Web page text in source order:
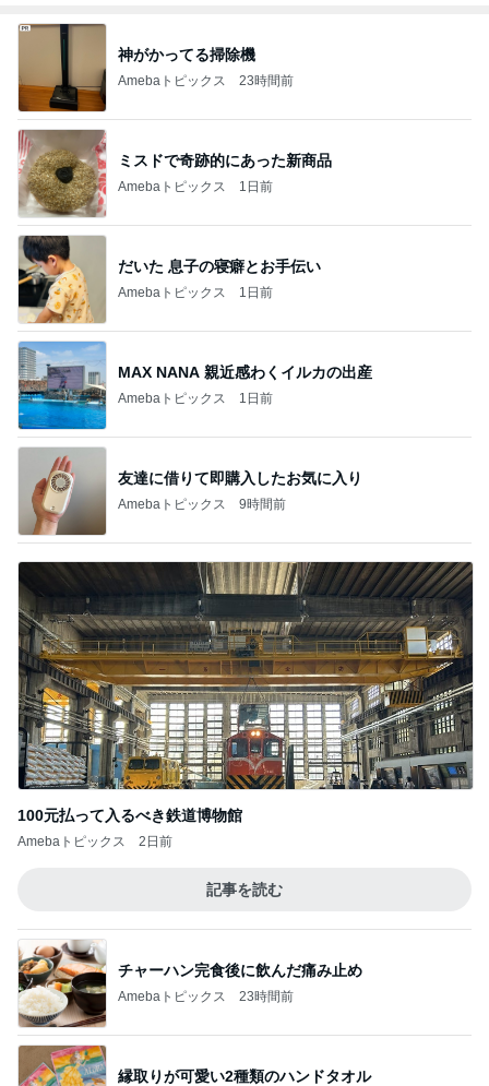
神がかってる掃除機
Amebaトピックス 23時間前
ミスドで奇跡的にあった新商品
Amebaトピックス 1日前
だいた 息子の寝癖とお手伝い
Amebaトピックス 1日前
MAX NANA 親近感わくイルカの出産
Amebaトピックス 1日前
友達に借りて即購入したお気に入り
Amebaトピックス 9時間前
100元払って入るべき鉄道博物館
Amebaトピックス 2日前
記事を読む
チャーハン完食後に飲んだ痛み止め
Amebaトピックス 23時間前
縁取りが可愛い2種類のハンドタオル